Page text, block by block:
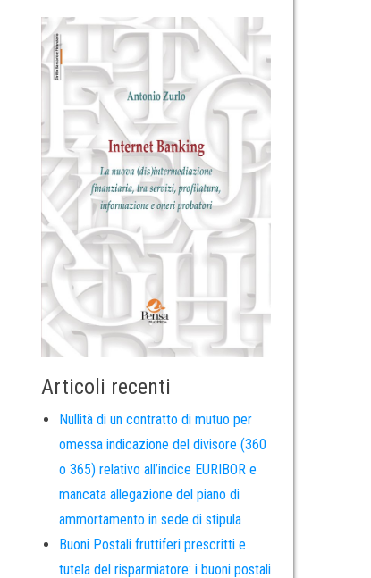
Articoli recenti
Nullità di un contratto di mutuo per
omessa indicazione del divisore (360
o 365) relativo all’indice EURIBOR e
mancata allegazione del piano di
ammortamento in sede di stipula
Buoni Postali fruttiferi prescritti e
tutela del risparmiatore: i buoni postali